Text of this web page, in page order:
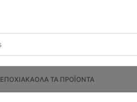
ΕΠΟΧΙΑΚΑΟΛΑ ΤΑ ΠΡΟΪΟΝΤΑ